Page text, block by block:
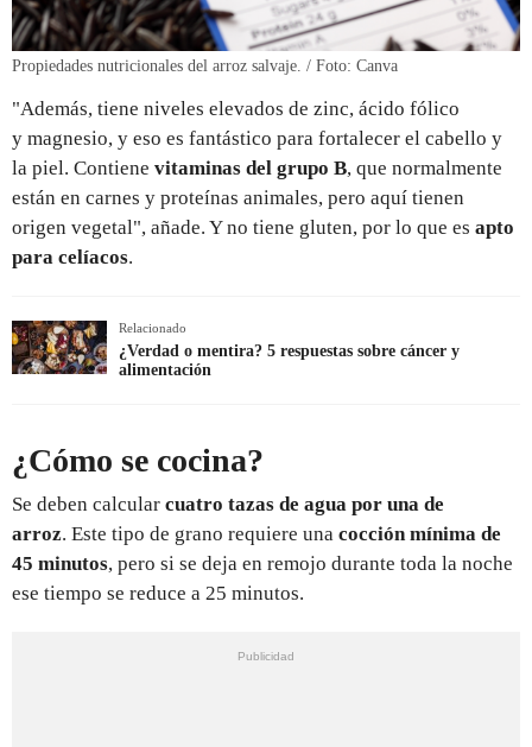
Propiedades nutricionales del arroz salvaje. / Foto: Canva
"Además, tiene niveles elevados de zinc, ácido fólico
y magnesio, y eso es fantástico para fortalecer el cabello y
la piel. Contiene vitaminas del grupo B, que normalmente
están en carnes y proteínas animales, pero aquí tienen
origen vegetal", añade. Y no tiene gluten, por lo que es apto
para celíacos.
Relacionado
¿Verdad o mentira? 5 respuestas sobre cáncer y
alimentación
¿Cómo se cocina?
Se deben calcular cuatro tazas de agua por una de
arroz. Este tipo de grano requiere una cocción mínima de
45 minutos, pero si se deja en remojo durante toda la noche
ese tiempo se reduce a 25 minutos.